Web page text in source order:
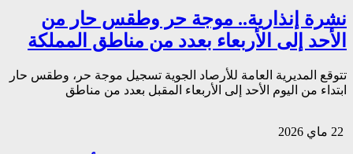
نشرة إنذارية.. موجة حر وطقس حار من
الأحد إلى الأربعاء بعدد من مناطق المملكة
تتوقع المديرية العامة للأرصاد الجوية تسجيل موجة حر، وطقس حار
ابتداء من اليوم الأحد إلى الأربعاء المقبل بعدد من مناطق